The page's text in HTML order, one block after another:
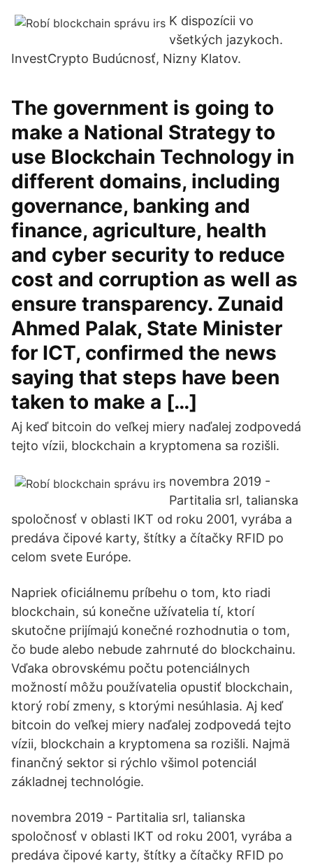
K dispozícii vo
všetkých jazykoch.
InvestCrypto Budúcnosť, Nizny Klatov.
The government is going to
make a National Strategy to
use Blockchain Technology in
different domains, including
governance, banking and
finance, agriculture, health
and cyber security to reduce
cost and corruption as well as
ensure transparency. Zunaid
Ahmed Palak, State Minister
for ICT, confirmed the news
saying that steps have been
taken to make a […]
Aj keď bitcoin do veľkej miery naďalej zodpovedá
tejto vízii, blockchain a kryptomena sa rozišli.
novembra 2019 -
Partitalia srl, talianska
spoločnosť v oblasti IKT od roku 2001, vyrába a
predáva čipové karty, štítky a čítačky RFID po
celom svete Európe.
Napriek oficiálnemu príbehu o tom, kto riadi
blockchain, sú konečne užívatelia tí, ktorí
skutočne prijímajú konečné rozhodnutia o tom,
čo bude alebo nebude zahrnuté do blockchainu.
Vďaka obrovskému počtu potenciálnych
možností môžu používatelia opustiť blockchain,
ktorý robí zmeny, s ktorými nesúhlasia. Aj keď
bitcoin do veľkej miery naďalej zodpovedá tejto
vízii, blockchain a kryptomena sa rozišli. Najmä
finančný sektor si rýchlo všimol potenciál
základnej technológie.
novembra 2019 - Partitalia srl, talianska
spoločnosť v oblasti IKT od roku 2001, vyrába a
predáva čipové karty, štítky a čítačky RFID po